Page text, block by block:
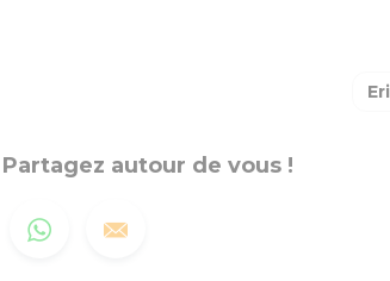
autour de vous !